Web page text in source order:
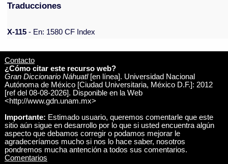
Traducciones
X-115 - En: 1580 CF Index
Contacto
¿Cómo citar este recurso web?
Gran Diccionario Náhuatl[en línea]. Universidad Nacional
Autónoma de México [Ciudad Universitaria, México D.F.]: 2012
[ref del 08-08-2026]. Disponible en la Web
<http://www.gdn.unam.mx>
Importante: Estimado usuario, queremos comentarle que este
sitio aún sigue en desarrollo por lo que si usted encuentra algún
aspecto que debamos corregir o podamos mejorar le
agradeceríamos mucho si nos lo hace saber, nosotros
pondremos mucha antención a todos sus comentarios.
Comentarios